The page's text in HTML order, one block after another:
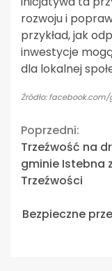
rozwoju i
przykład, jak
inwestycje
dla lokalnej
Źródło:
Continue
Reading
Poprzedni:
Trzeźwość na
gminie Istebna
Trzeźwości
Bezpieczne